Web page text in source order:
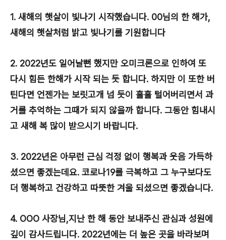
1. 새해의 햇살이 빛나기 시작했습니다. 00님의 한 해가,
새해의 햇살처럼 밝고 빛나기를 기원합니다
2. 2022년도 일어날뻔 했지만 오미크론으로 인하여 또
다시 힘든 한해가 시작 되는 듯 합니다. 하지만 이 또한 버
틴다면 언젠가는 보릿고개 넘 듯이 훌훌 털어버리면서 과
거를 추억하는 그때가 되지 않을까 합니다. 그동안 힘내시
고 새해 복 많이 받으시기 바랍니다.
3. 2022년은 아무런 근심 걱정 없이 행복과 웃음 가득하
셨으면 좋겠는데요. 코로나19를 극복하고 그 누구보다도
더 행복하고 건강하고 따뜻한 겨울 되셨으면 좋겠습니다.
4. OOO 사장님,지난 한 해 동안 보내주신 관심과 성원에
깊이 감사드립니다. 2022년에는 더 높은 곳을 바라보며